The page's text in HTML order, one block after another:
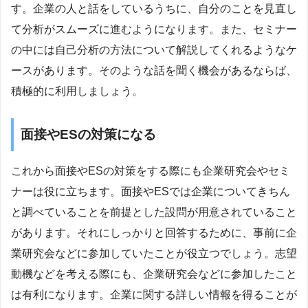
す。企業の人と話をしているうちに、自分のことを見直し
て分析がスムーズに進むようになります。また、セミナー
の中には自己分析の方法について解説してくれるようなケ
ースがあります。そのような話を聞く機会があるならば、
積極的に利用しましょう。
面接やESの対策になる
これから面接やESの対策をする際にも企業研究会やセミ
ナーは役に立ちます。面接やESでは企業についてきちん
と調べていることを前提とした設問が用意されていること
があります。それにしっかりと回答するために、事前に企
業研究会などに参加していたことが役立つでしょう。志望
動機などを考える際にも、企業研究会などに参加したこと
は有利になります。企業に関する詳しい情報を得ることが